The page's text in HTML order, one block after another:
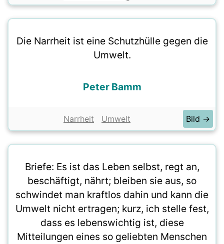
Die Narrheit ist eine Schutzhülle gegen die
Umwelt.
Peter Bamm
Narrheit Umwelt Bild →
Briefe: Es ist das Leben selbst, regt an,
beschäftigt, nährt; bleiben sie aus, so
schwindet man kraftlos dahin und kann die
Umwelt nicht ertragen; kurz, ich stelle fest,
dass es lebenswichtig ist, diese
Mitteilungen eines so geliebten Menschen